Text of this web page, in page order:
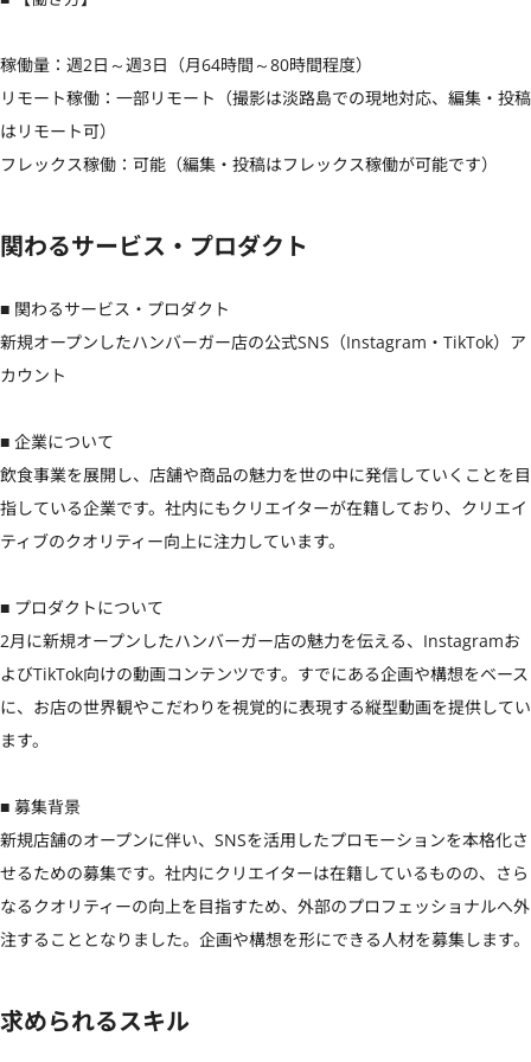
稼働量：週2日～週3日（月64時間～80時間程度）
リモート稼働：一部リモート（撮影は淡路島での現地対応、編集・投稿
はリモート可）
フレックス稼働：可能（編集・投稿はフレックス稼働が可能です）
関わるサービス・プロダクト
■ 関わるサービス・プロダクト
新規オープンしたハンバーガー店の公式SNS（Instagram・TikTok）ア
カウント
■ 企業について
飲食事業を展開し、店舗や商品の魅力を世の中に発信していくことを目
指している企業です。社内にもクリエイターが在籍しており、クリエイ
ティブのクオリティー向上に注力しています。
■ プロダクトについて
2月に新規オープンしたハンバーガー店の魅力を伝える、Instagramお
よびTikTok向けの動画コンテンツです。すでにある企画や構想をベース
に、お店の世界観やこだわりを視覚的に表現する縦型動画を提供してい
ます。
■ 募集背景
新規店舗のオープンに伴い、SNSを活用したプロモーションを本格化さ
せるための募集です。社内にクリエイターは在籍しているものの、さら
なるクオリティーの向上を目指すため、外部のプロフェッショナルへ外
注することとなりました。企画や構想を形にできる人材を募集します。
求められるスキル